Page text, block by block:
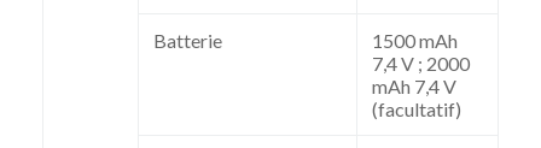
Batterie
1500 mAh
7,4 V ; 2000
mAh 7,4 V
(facultatif)